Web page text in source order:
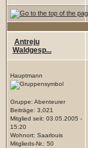
Antreju
Waldgesp...
Hauptmann
Gruppe: Abenteurer
Beiträge: 3,021
Mitglied seit: 03.05.2005 -
15:20
Wohnort: Saarlouis
Mitglieds-Nr.: 50